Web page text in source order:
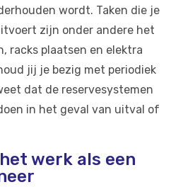
wordt. Taken die je
zijn onder andere het
racks plaatsen en elektra
jij je bezig met periodiek
dat de reservesystemen
in het geval van uitval of
werk als een